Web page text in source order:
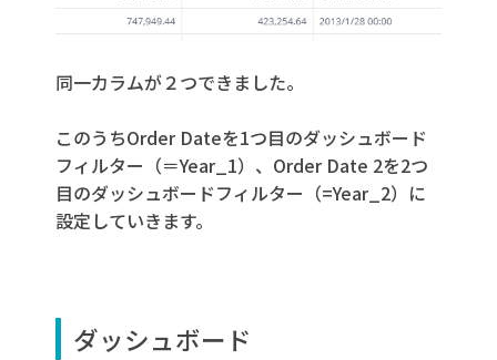
同一カラムが２つできました。
このうちOrder Dateを1つ目のダッシュボード
フィルター（＝Year_1）、Order Date 2を2つ
目のダッシュボードフィルター（=Year_2）に
設定していきます。
ダッシュボード